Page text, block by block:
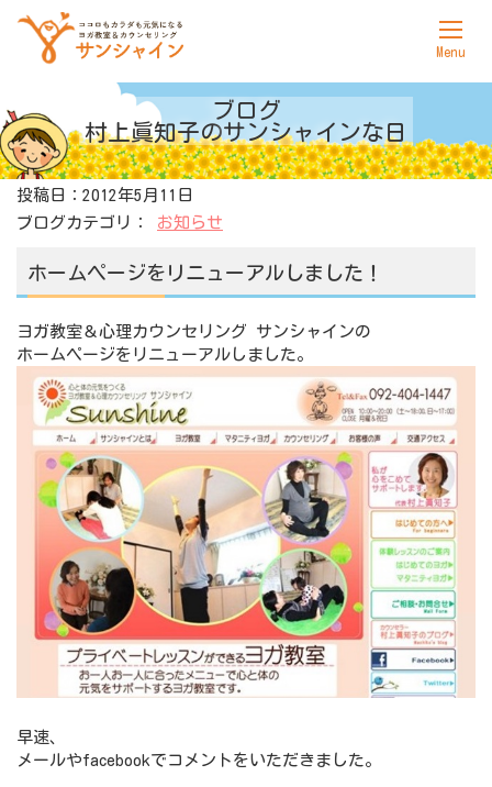
サンシャインについて
ヨガ
料金表
アクセス
お問合せ
ブログ
村上眞知子のサンシャインな日
投稿日：2012年5月11日
ブログカテゴリ： お知らせ
ホームページをリニューアルしました！
ヨガ教室＆心理カウンセリング サンシャインの
ホームページをリニューアルしました。
早速、
メールやfacebookでコメントをいただきました。